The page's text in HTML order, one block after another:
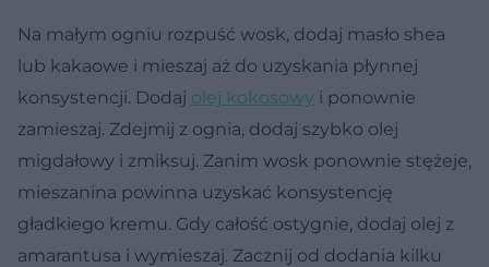
Na małym ogniu rozpuść wosk, dodaj masło shea
lub kakaowe i mieszaj aż do uzyskania płynnej
konsystencji. Dodaj olej kokosowy i ponownie
zamieszaj. Zdejmij z ognia, dodaj szybko olej
migdałowy i zmiksuj. Zanim wosk ponownie stężeje,
mieszanina powinna uzyskać konsystencję
gładkiego kremu. Gdy całość ostygnie, dodaj olej z
amarantusa i wymieszaj. Zacznij od dodania kilku